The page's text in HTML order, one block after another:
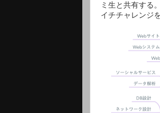
ミ生と共有する
イチチャレンジ